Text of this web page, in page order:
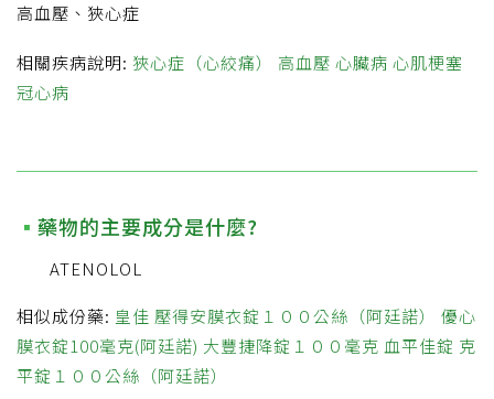
高血壓、狹心症
相關疾病說明: 狹心症（心絞痛） 高血壓 心臟病 心肌梗塞
冠心病
藥物的主要成分是什麼?
ATENOLOL
相似成份藥: 皇佳 壓得安膜衣錠１００公絲（阿廷諾）
優心
膜衣錠100毫克(阿廷諾) 大豐捷降錠１００毫克 血平佳錠 克
平錠１００公絲（阿廷諾）